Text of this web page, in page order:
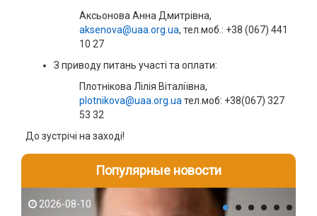
Аксьонова Анна Дмитрівна,
aksenova@uaa.org.ua, тел.моб.: +38 (067) 441
10 27
З приводу питань участі та оплати:
Плотнікова Лілія Віталіївна,
plotnikova@uaa.org.ua тел.моб: +38(067) 327
53 32
До зустрічі на заході!
Популярные новости
2026-08-10